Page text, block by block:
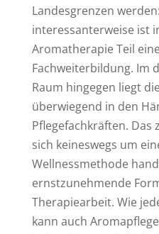
Landesgrenzen
interessanterweise ist
Aromatherapie Teil
Fachweiterbildung. Im
Raum hingegen liegt
überwiegend in den
Pflegefachkräften. Das
sich keineswegs um
Wellnessmethode
ernstzunehmende
Therapiearbeit. Wie
kann auch